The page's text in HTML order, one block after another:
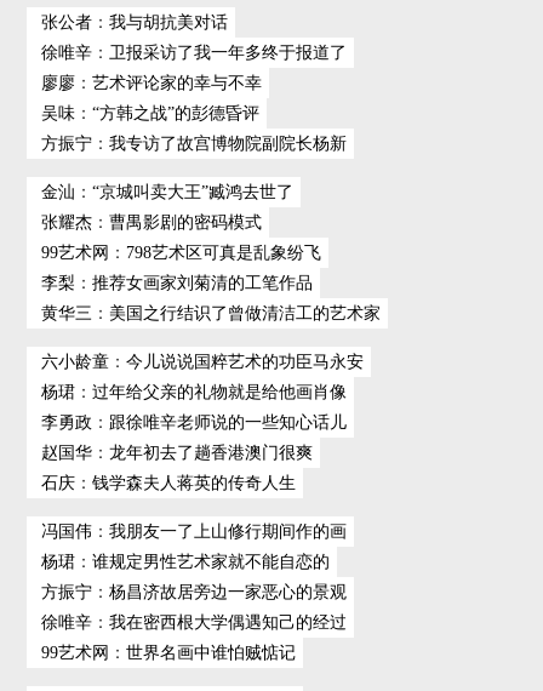
张公者 ： 我与胡抗美对话
徐唯辛 ： 卫报采访了我一年多终于报道了
廖廖 ： 艺术评论家的幸与不幸
吴味 ： “方韩之战”的彭德昏评
方振宁 ： 我专访了故宫博物院副院长杨新
金汕 ： “京城叫卖大王”臧鸿去世了
张耀杰 ： 曹禺影剧的密码模式
99艺术网 ： 798艺术区可真是乱象纷飞
李梨 ： 推荐女画家刘菊清的工笔作品
黄华三 ： 美国之行结识了曾做清洁工的艺术家
六小龄童 ： 今儿说说国粹艺术的功臣马永安
杨珺 ： 过年给父亲的礼物就是给他画肖像
李勇政 ： 跟徐唯辛老师说的一些知心话儿
赵国华 ： 龙年初去了趟香港澳门很爽
石庆 ： 钱学森夫人蒋英的传奇人生
冯国伟 ： 我朋友一了上山修行期间作的画
杨珺 ： 谁规定男性艺术家就不能自恋的
方振宁 ： 杨昌济故居旁边一家恶心的景观
徐唯辛 ： 我在密西根大学偶遇知己的经过
99艺术网 ： 世界名画中谁怕贼惦记